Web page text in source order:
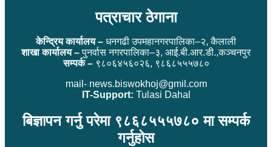
पत्राचार ठेगाना
केन्द्रिय कार्यालय – धनगढी उपमहानगरपालिका–२, कैलाली
शाखा कार्यालय –पुनर्वास नगरपालिका–३, आई.बी.आर.डी.,कञ्चनपुर
सम्पर्क –९८०६४५६०२६, ९८६८५५५७८०
mail- news.biswokhoj@gmil.com
IT-Support: Tulasi Dahal
बिज्ञापन गर्नु परेमा ९८६८५५५७८० मा सम्पर्क
गर्नुहोस